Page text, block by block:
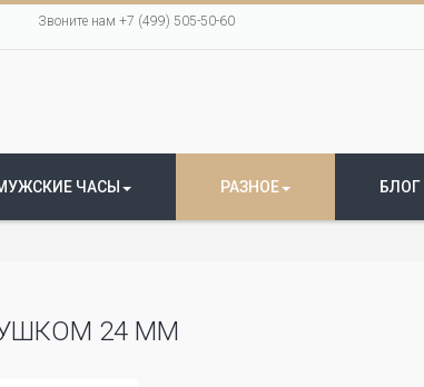
Звоните нам +7 (499) 505-50-60
ЧАСЫ РАЗНОЕ БЛОГ
24 ММ